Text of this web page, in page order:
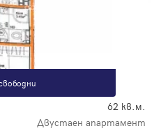
62 кв.м.
Двустаен апартамент